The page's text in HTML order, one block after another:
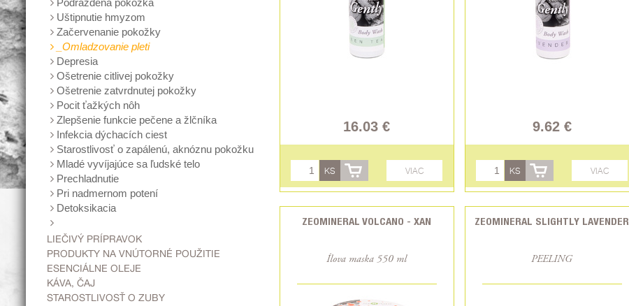
Podráždená pokožka
Uštipnutie hmyzom
Začervenanie pokožky
_Omladzovanie pleti
Depresia
Ošetrenie citlivej pokožky
Ošetrenie zatvrdnutej pokožky
Pocit ťažkých nôh
Zlepšenie funkcie pečene a žlčníka
Infekcia dýchacích ciest
Starostlivosť o zapálenú, aknóznu pokožku
Mladé vyvíjajúce sa ľudské telo
Prechladnutie
Pri nadmernom potení
Detoksikacia
LIEČIVÝ PRÍPRAVOK
PRODUKTY NA VNÚTORNÉ POUŽITIE
ESENCIÁLNE OLEJE
KÁVA, ČAJ
STAROSTLIVOSŤ O ZUBY
16.03 €
KS VIAC
9.62 €
KS VIAC
ZEOMINERAL VOLCANO - XAN
Ílova maska 550 ml
ZEOMINERAL SLIGHTLY LAVENDER
PEELING